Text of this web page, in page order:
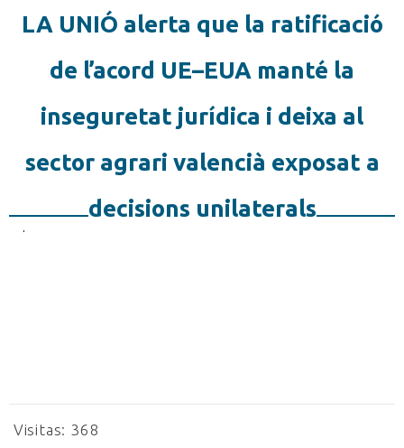
LA UNIÓ alerta que la ratificació
de l’acord UE–EUA manté la
inseguretat jurídica i deixa al
sector agrari valencià exposat a
decisions unilaterals
Visitas: 368